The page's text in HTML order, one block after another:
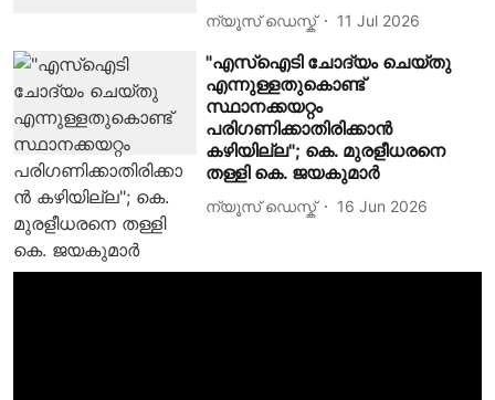
ന്യൂസ് ഡെസ്ക് 11 Jul 2026
"എസ്ഐടി ചോദ്യം ചെയ്തു
എന്നുള്ളതുകൊണ്ട്
സ്ഥാനക്കയറ്റം
പരിഗണിക്കാതിരിക്കാൻ
കഴിയില്ല"; കെ. മുരളീധരനെ
തള്ളി കെ. ജയകുമാർ
ന്യൂസ് ഡെസ്ക് 16 Jun 2026